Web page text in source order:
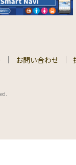
お問い合わせ